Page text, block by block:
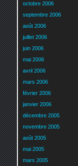
octobre 2006
septembre 2006
août 2006
juillet 2006
juin 2006
mai 2006
avril 2006
mars 2006
février 2006
janvier 2006
décembre 2005
novembre 2005
août 2005
mai 2005
mars 2005